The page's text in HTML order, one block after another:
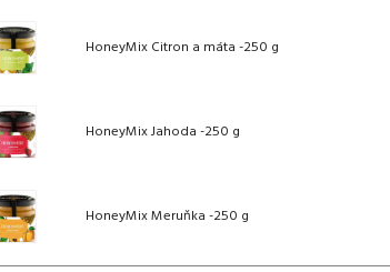
HoneyMix Citron a máta -250 g
HoneyMix Jahoda -250 g
HoneyMix Meruňka -250 g